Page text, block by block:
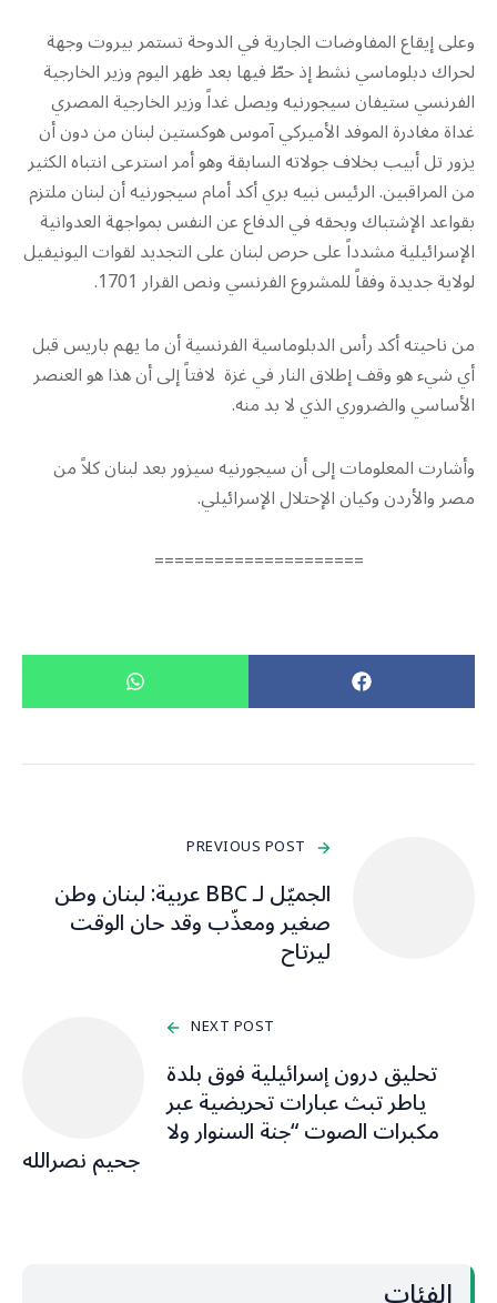
وعلى إيقاع المفاوضات الجارية في الدوحة تستمر بيروت وجهة
لحراك دبلوماسي نشط إذ حطّ فيها بعد ظهر اليوم وزير الخارجية
الفرنسي ستيفان سيجورنيه ويصل غداً وزير الخارجية المصري
غداة مغادرة الموفد الأميركي آموس هوكستين لبنان من دون أن
يزور تل أبيب بخلاف جولاته السابقة وهو أمر استرعى انتباه الكثير
من المراقبين. الرئيس نبيه بري أكد أمام سيجورنيه أن لبنان ملتزم
بقواعد الإشتباك وبحقه في الدفاع عن النفس بمواجهة العدوانية
الإسرائيلية مشدداً على حرص لبنان على التجديد لقوات اليونيفيل
لولاية جديدة وفقاً للمشروع الفرنسي ونص القرار 1701.
من ناحيته أكد رأس الدبلوماسية الفرنسية أن ما يهم باريس قبل
أي شيء هو وقف إطلاق النار في غزة لافتاً إلى أن هذا هو العنصر
الأساسي والضروري الذي لا بد منه.
وأشارت المعلومات إلى أن سيجورنيه سيزور بعد لبنان كلاً من
مصر والأردن وكيان الإحتلال الإسرائيلي.
=====================
PREVIOUS POST
الجميّل لـ BBC عربية: لبنان وطن
صغير ومعذّب وقد حان الوقت
ليرتاح
NEXT POST
‏تحليق درون إسرائيلية فوق بلدة
ياطر تبث عبارات تحريضية عبر
مكبرات الصوت “جنة السنوار ولا
جحيم نصرالله